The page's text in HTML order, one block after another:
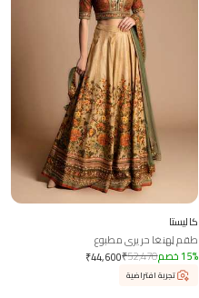
كاليستا
طقم لِهنغا حريري مطبوع
₹44,600₹52,470 15% خصم
تجربة افتراضية